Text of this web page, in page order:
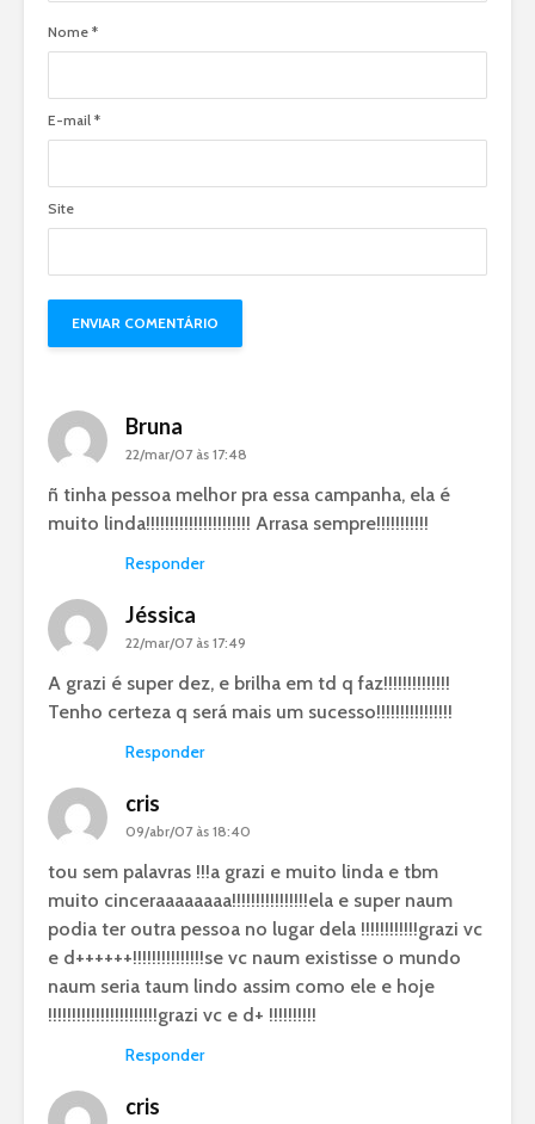
Nome *
E-mail *
Site
Bruna
22/mar/07 às 17:48
ñ tinha pessoa melhor pra essa campanha, ela é
muito linda!!!!!!!!!!!!!!!!!!!!!! Arrasa sempre!!!!!!!!!!!
Responder
Jéssica
22/mar/07 às 17:49
A grazi é super dez, e brilha em td q faz!!!!!!!!!!!!!!
Tenho certeza q será mais um sucesso!!!!!!!!!!!!!!!!
Responder
cris
09/abr/07 às 18:40
tou sem palavras !!!a grazi e muito linda e tbm
muito cinceraaaaaaaa!!!!!!!!!!!!!!!!ela e super naum
podia ter outra pessoa no lugar dela !!!!!!!!!!!!grazi vc
e d++++++!!!!!!!!!!!!!!!se vc naum existisse o mundo
naum seria taum lindo assim como ele e hoje
!!!!!!!!!!!!!!!!!!!!!!!grazi vc e d+ !!!!!!!!!!
Responder
cris